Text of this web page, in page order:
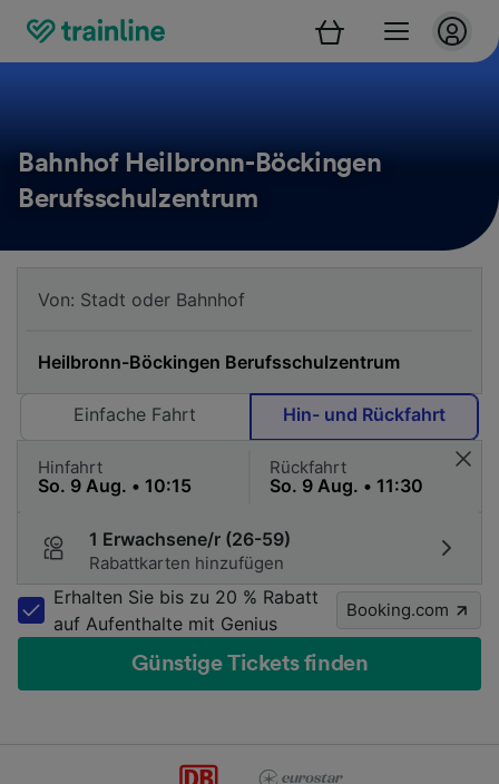
Bahnhof Heilbronn-Böckingen
Berufsschulzentrum
Einfache Fahrt Hin- und Rückfahrt
Hinfahrt Rückfahrt
1 Erwachsene/r (26-59)
Rabattkarten hinzufügen
Erhalten Sie bis zu 20 % Rabatt
auf Aufenthalte mit Genius
Booking.com
Günstige Tickets finden